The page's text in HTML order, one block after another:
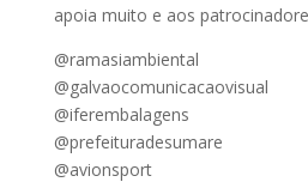
apoia muito e aos
@ramasiambiental
@galvaocomunicacaovisual
@iferembalagens
@prefeituradesumare
@avionsport